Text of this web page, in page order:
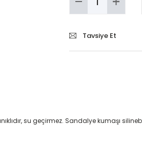
Tavsiye Et
su geçirmez. Sandalye kumaşı